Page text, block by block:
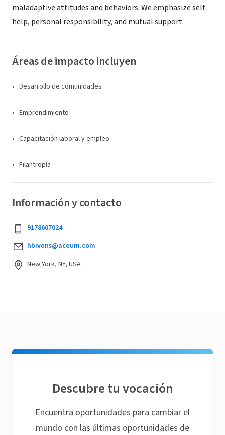
maladaptive attitudes and behaviors. We emphasize self-
help, personal responsibility, and mutual support.
Áreas de impacto incluyen
Desarrollo de comunidades
Emprendimiento
Capacitación laboral y empleo
Filantropía
Información y contacto
9178607024
hbivens@aceum.com
New York, NY, USA
Descubre tu vocación
Encuentra oportunidades para cambiar el
mundo con las últimas oportunidades de